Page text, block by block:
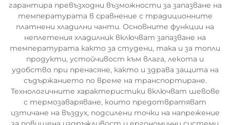
гарантира превъзходни възможности за запазване на
температурата в сравнение с традиционните
платнени хладилни чанти. Основните функции на
неплетения хладилник включват запазване на
температурата както за студени, така и за топли
продукти, устойчивост към влага, лекота и
удобство при пренасяне, както и здрава защита на
съдържанието по време на транспортиране.
Технологичните характеристики включват шевове
с термозаваряване, които предотвратяват
изтичане на въздух, подсилени точки на напрежение